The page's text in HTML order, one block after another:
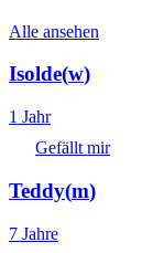
Alle ansehen
Isolde(w)
1 Jahr
Gefällt mir
Teddy(m)
7 Jahre